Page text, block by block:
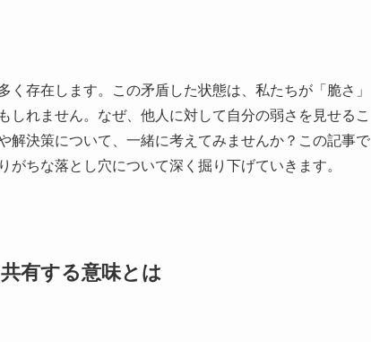
存在します。この矛盾した状態は、私たちが「脆さ」
れません。なぜ、他人に対して自分の弱さを見せるこ
解決策について、一緒に考えてみませんか？この記事で
ちな落とし穴について深く掘り下げていきます。
有する意味とは